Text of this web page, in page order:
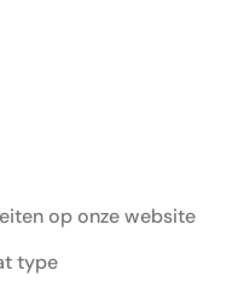
op onze website
type